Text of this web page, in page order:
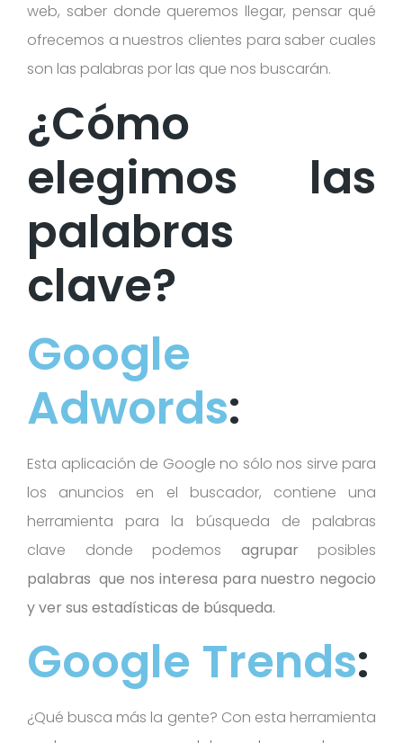
web, saber donde queremos llegar, pensar qué
ofrecemos a nuestros clientes para saber cuales
son las palabras por las que nos buscarán.
¿Cómo
elegimos las
palabras
clave?
Google
Adwords:
Esta aplicación de Google no sólo nos sirve para
los anuncios en el buscador, contiene una
herramienta para la búsqueda de palabras
clave donde podemos agrupar posibles
palabras que nos interesa para nuestro negocio
y ver sus estadísticas de búsqueda.
Google Trends:
¿Qué busca más la gente? Con esta herramienta